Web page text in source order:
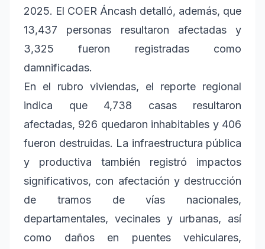
2025. El COER Áncash detalló, además, que
13,437 personas resultaron afectadas y
3,325 fueron registradas como
damnificadas.
En el rubro viviendas, el reporte regional
indica que 4,738 casas resultaron
afectadas, 926 quedaron inhabitables y 406
fueron destruidas. La infraestructura pública
y productiva también registró impactos
significativos, con afectación y destrucción
de tramos de vías nacionales,
departamentales, vecinales y urbanas, así
como daños en puentes vehiculares,